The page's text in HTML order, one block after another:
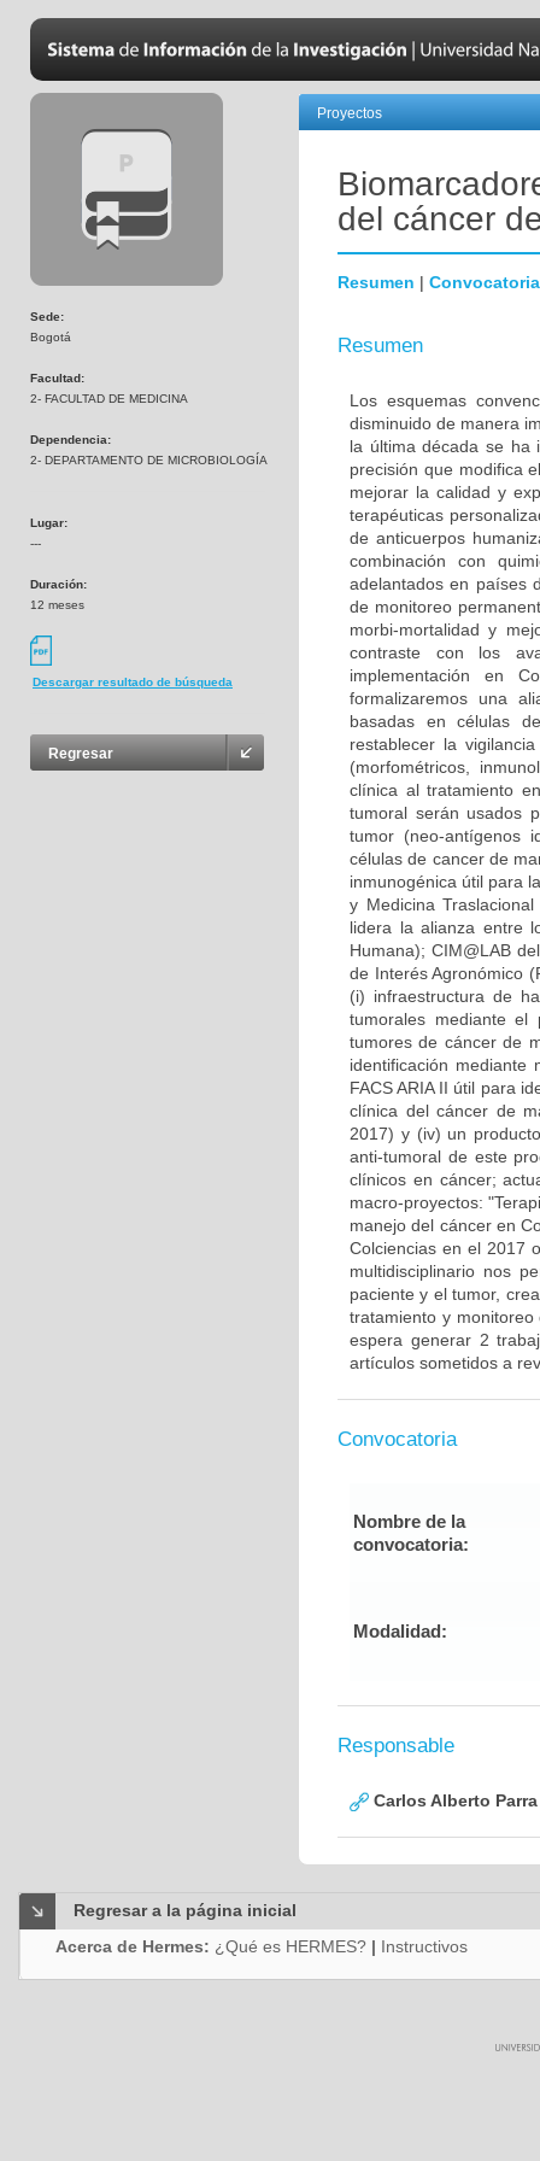
Sede:
Bogotá
Facultad:
2- FACULTAD DE MEDICINA
Dependencia:
2- DEPARTAMENTO DE MICROBIOLOGÍA
Lugar:
---
Duración:
12 meses
Descargar resultado de búsqueda
Regresar
Proyectos
del cáncer
Resumen | Convocatoria
Resumen
Los esquemas
disminuido de manera
la última década se ha
precisión que modifica
mejorar la calidad y
terapéuticas
de anticuerpos
combinación con
adelantados en países
de monitoreo
morbi-mortalidad y
contraste con los
implementación en
formalizaremos una
basadas en células
restablecer la
(morfométricos,
clínica al tratamiento
tumoral serán usados
tumor (neo-antígenos
células de cancer de
inmunogénica útil para
y Medicina
lidera la alianza entre
Humana); CIM@LAB
de Interés Agronómico
(i) infraestructura de
tumorales mediante el
tumores de cáncer de
identificación
FACS ARIA II útil para
clínica del cáncer de
2017) y (iv) un
anti-tumoral de este
clínicos en cáncer;
macro-proyectos:
manejo del cáncer en
Colciencias en el 2017
multidisciplinario nos
paciente y el tumor,
tratamiento y
espera generar 2
artículos sometidos a
Convocatoria
Nombre de la
convocatoria:
Modalidad:
Responsable
Carlos Alberto
Regresar a la página inicial
Acerca de Hermes: ¿Qué es HERMES? | Instructivos